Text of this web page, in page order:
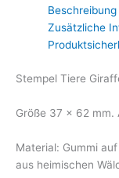
Beschreibung
Zusätzliche
Stempel Tiere
Größe 37 x 62 mm.
Material: Gummi
aus heimischen